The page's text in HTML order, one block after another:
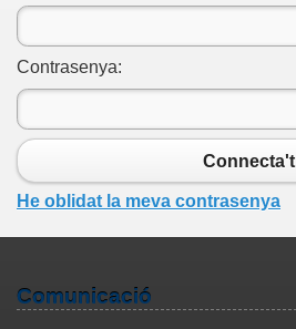
Contrasenya:
Connecta't
He oblidat la meva contrasenya
Comunicació